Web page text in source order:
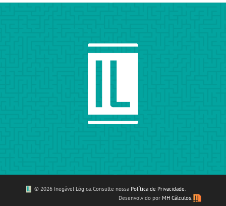
©2026 Inegável Lógica. Consulte nossa Política de Privacidade.
Desenvolvido por MH Cálculos